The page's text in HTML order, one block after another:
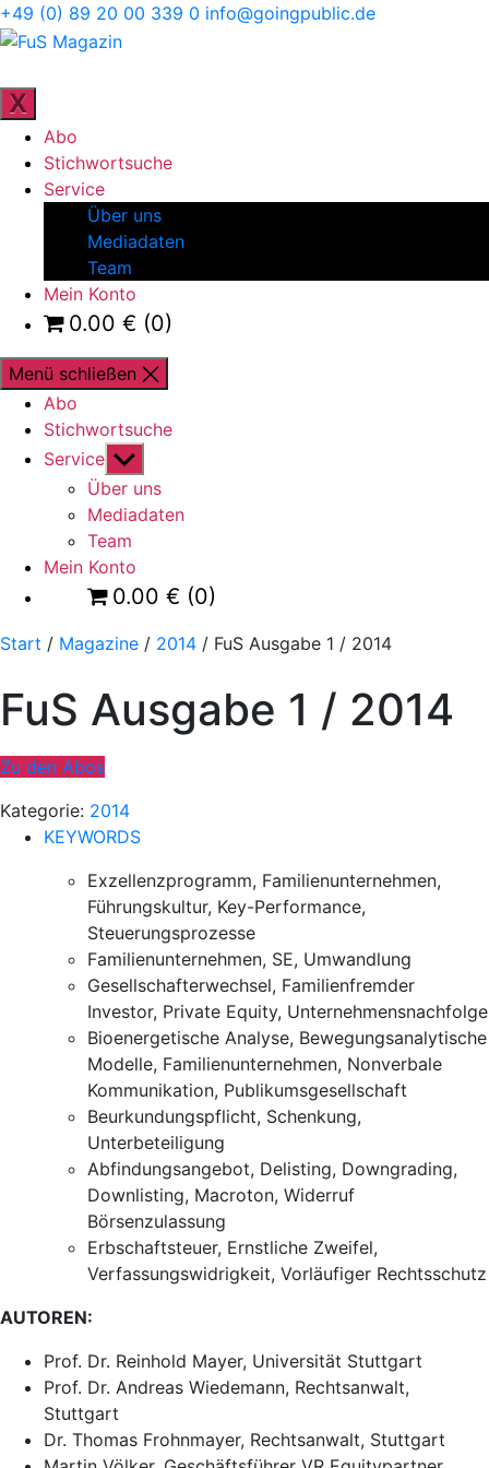
Direkt
zum
wechseln
+49 (0) 89 20 00 339 0 info@goingpublic.de
FuS
X
Abo
Stichwortsuche
Service
Über uns
Mediadaten
Team
Mein Konto
0.00 € (0)
Menü schließen
Abo
Stichwortsuche
Service Untermenü
anzeigen
Über uns
Mediadaten
Team
Mein Konto
0.00 € (0)
Start / Magazine / 2014 / FuS Ausgabe 1 / 2014
FuS Ausgabe 1 / 2014
Zu den Abos
Kategorie: 2014
KEYWORDS
Exzellenzprogramm, Familienunternehmen,
Führungskultur, Key-Performance,
Steuerungsprozesse
Familienunternehmen, SE, Umwandlung
Gesellschafterwechsel, Familienfremder
Investor, Private Equity, Unternehmensnachfolge
Bioenergetische Analyse, Bewegungsanalytische
Modelle, Familienunternehmen, Nonverbale
Kommunikation, Publikumsgesellschaft
Beurkundungspflicht, Schenkung,
Unterbeteiligung
Abfindungsangebot, Delisting, Downgrading,
Downlisting, Macroton, Widerruf
Börsenzulassung
Erbschaftsteuer, Ernstliche Zweifel,
Verfassungswidrigkeit, Vorläufiger Rechtsschutz
AUTOREN:
Prof. Dr. Reinhold Mayer, Universität Stuttgart
Prof. Dr. Andreas Wiedemann, Rechtsanwalt,
Stuttgart
Dr. Thomas Frohnmayer, Rechtsanwalt, Stuttgart